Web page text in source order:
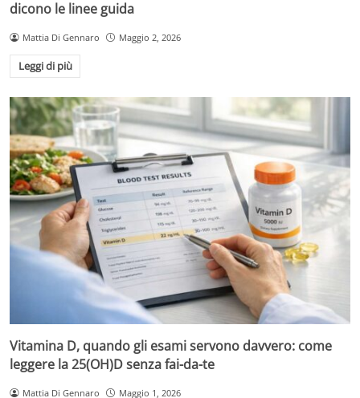
dicono le linee guida
Mattia Di Gennaro Maggio 2, 2026
Leggi di più
Vitamina D, quando gli esami servono davvero: come
leggere la 25(OH)D senza fai-da-te
Mattia Di Gennaro Maggio 1, 2026